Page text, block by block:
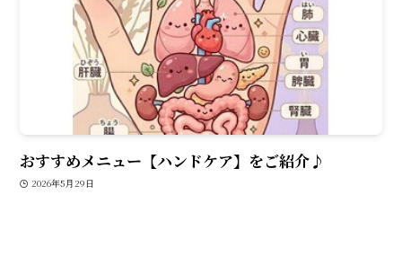
おすすめメニュー【ハンドケア】をご紹介♪
2026年5月29日